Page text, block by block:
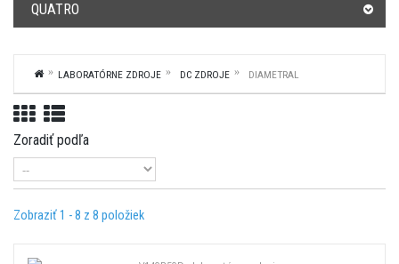
QUATRO
LABORATÓRNE ZDROJE DC ZDROJE DIAMETRAL
Zoradiť podľa
Zobraziť 1 - 8 z 8 položiek